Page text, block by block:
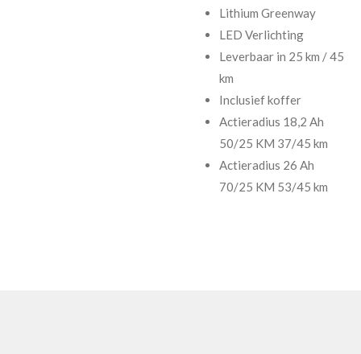
Lithium Greenway
LED Verlichting
Leverbaar in 25 km / 45
km
Inclusief koffer
Actieradius 18,2 Ah
50/25 KM 37/45 km
Actieradius 26 Ah
70/25 KM 53/45 km